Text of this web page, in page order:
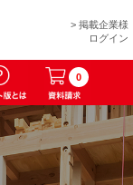
> 掲載企業様
ログイン
0